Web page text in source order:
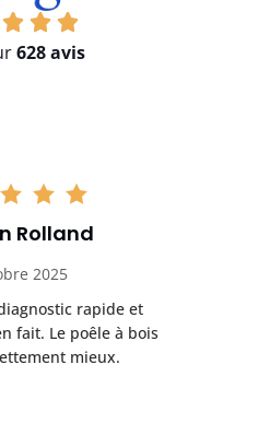
628 avis
Rolland
2025
rapide et
fait. Le poêle à bois
mieux.